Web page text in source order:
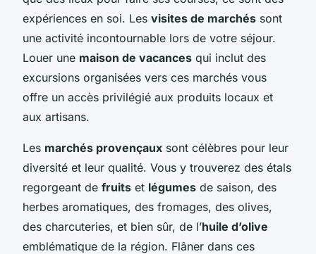
expériences en soi. Les visites de marchés sont
une activité incontournable lors de votre séjour.
Louer une maison de vacances qui inclut des
excursions organisées vers ces marchés vous
offre un accès privilégié aux produits locaux et
aux artisans.
Les marchés provençaux sont célèbres pour leur
diversité et leur qualité. Vous y trouverez des étals
regorgeant de fruits et légumes de saison, des
herbes aromatiques, des fromages, des olives,
des charcuteries, et bien sûr, de l’huile d’olive
emblématique de la région. Flâner dans ces